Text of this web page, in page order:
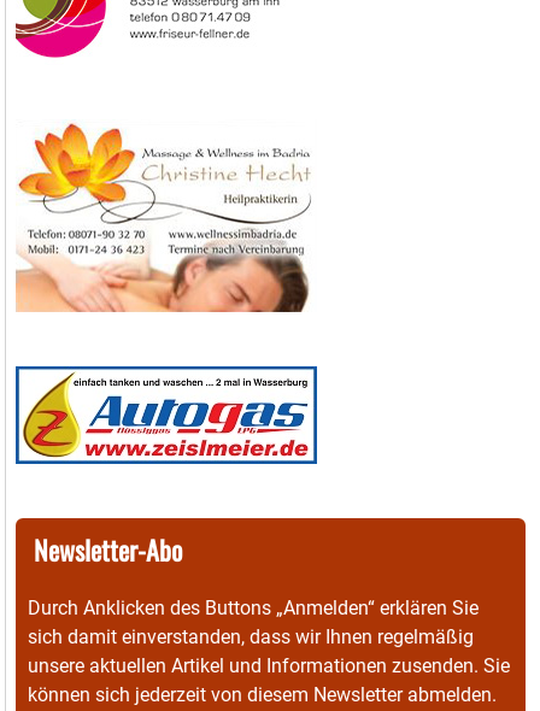
Newsletter-Abo
Durch Anklicken des Buttons „Anmelden“ erklären Sie
sich damit einverstanden, dass wir Ihnen regelmäßig
unsere aktuellen Artikel und Informationen zusenden. Sie
können sich jederzeit von diesem Newsletter abmelden.